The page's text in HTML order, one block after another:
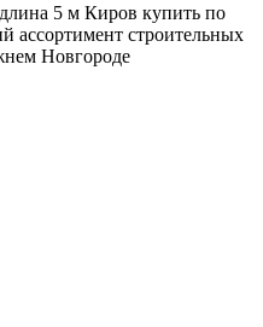
5 м Киров купить по
ассортимент строительных
Новгороде